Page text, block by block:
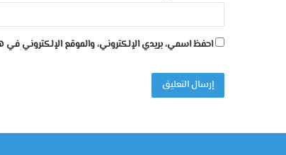
احفظ اسمي، بريدي الإلكتروني، والموقع الإلكتروني في